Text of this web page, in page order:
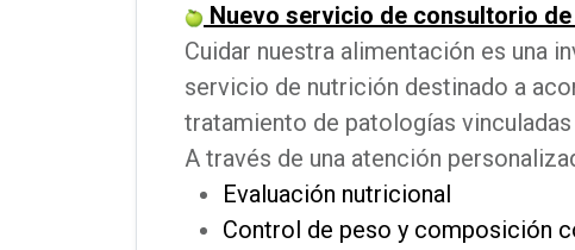
Nuevo servicio de consultorio
Cuidar nuestra alimentación es una
servicio de nutrición destinado a
tratamiento de patologías
A través de una atención
Evaluación nutricional
Control de peso y composición